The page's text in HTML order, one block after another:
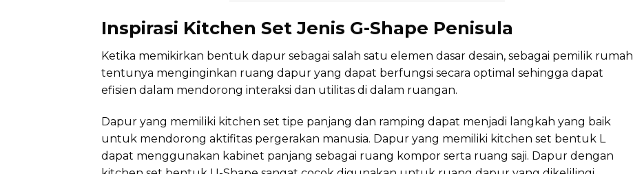
Inspirasi Kitchen Set Jenis G-Shape Penisula
Ketika memikirkan bentuk dapur sebagai salah satu elemen dasar desain, sebagai pemilik rumah
tentunya menginginkan ruang dapur yang dapat berfungsi secara optimal sehingga dapat
efisien dalam mendorong interaksi dan utilitas di dalam ruangan.
Dapur yang memiliki kitchen set tipe panjang dan ramping dapat menjadi langkah yang baik
untuk mendorong aktifitas pergerakan manusia. Dapur yang memiliki kitchen set bentuk L
dapat menggunakan kabinet panjang sebagai ruang kompor serta ruang saji. Dapur dengan